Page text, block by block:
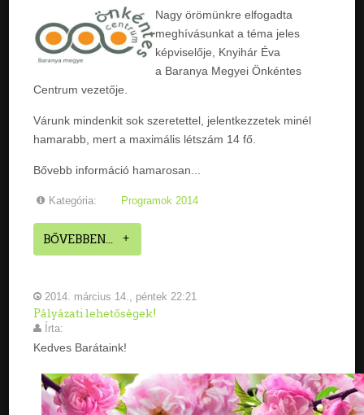
Nagy örömünkre elfogadta
meghívásunkat a téma jeles
képviselője, Knyihár Éva
a Baranya Megyei Önkéntes
Centrum vezetője.
Várunk mindenkit sok szeretettel, jelentkezzetek minél
hamarabb, mert a maximális létszám 14 fő.
Bővebb információ hamarosan...
Kategória: Programok 2014
BŐVEBBEN...
2014. március 14., péntek 22:21
Pályázati lehetőségek!
Írta:
Kedves Barátaink!